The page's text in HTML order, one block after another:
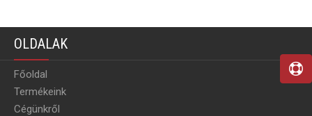
OLDALAK
Főoldal
Termékeink
Cégünkről